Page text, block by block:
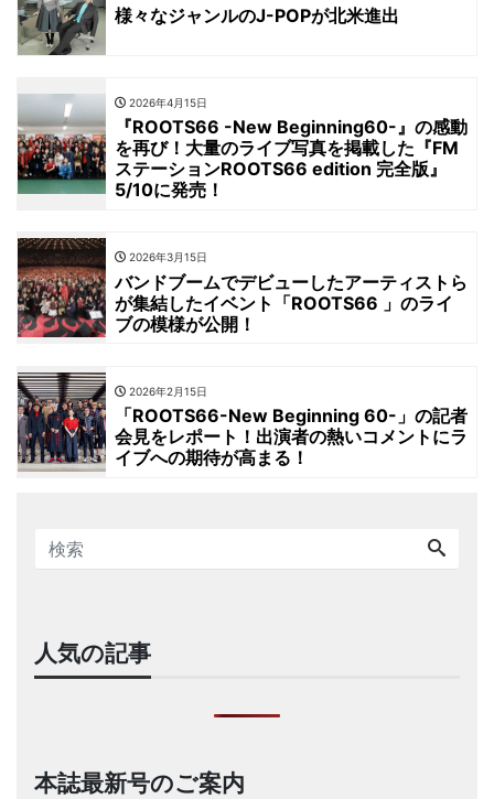
様々なジャンルのJ-POPが北米進出
2026年4月15日
『ROOTS66 -New Beginning60-』の感動
を再び！大量のライブ写真を掲載した『FM
ステーションROOTS66 edition 完全版』
5/10に発売！
2026年3月15日
バンドブームでデビューしたアーティストら
が集結したイベント「ROOTS66 」のライ
ブの模様が公開！
2026年2月15日
「ROOTS66-New Beginning 60-」の記者
会見をレポート！出演者の熱いコメントにラ
イブへの期待が高まる！
人気の記事
本誌最新号のご案内